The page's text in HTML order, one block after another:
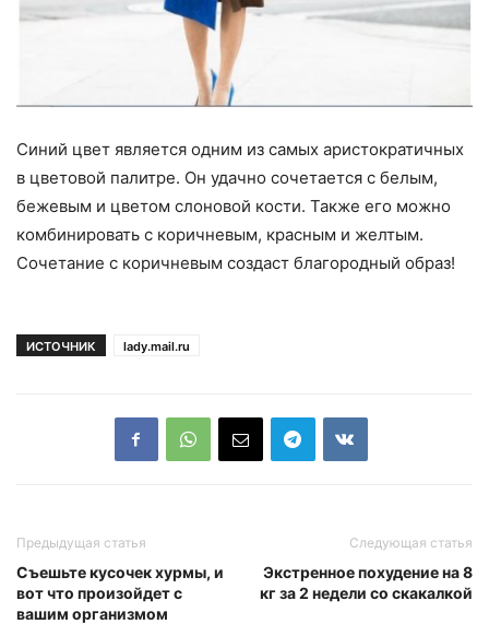
Синий цвет является одним из самых аристократичных
в цветовой палитре. Он удачно сочетается с белым,
бежевым и цветом слоновой кости. Также его можно
комбинировать с коричневым, красным и желтым.
Сочетание с коричневым создаст благородный образ!
ИСТОЧНИК lady.mail.ru
Предыдущая статья
Съешьте кусочек хурмы, и
вот что произойдет с
вашим организмом
Следующая статья
Экстренное похудение на 8
кг за 2 недели со скакалкой